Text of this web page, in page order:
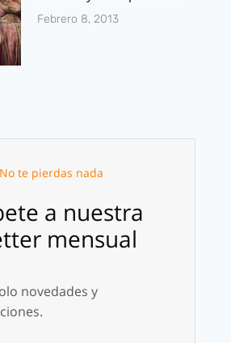
Febrero 8, 2013
No te pierdas nada
a nuestra
mensual
novedades y